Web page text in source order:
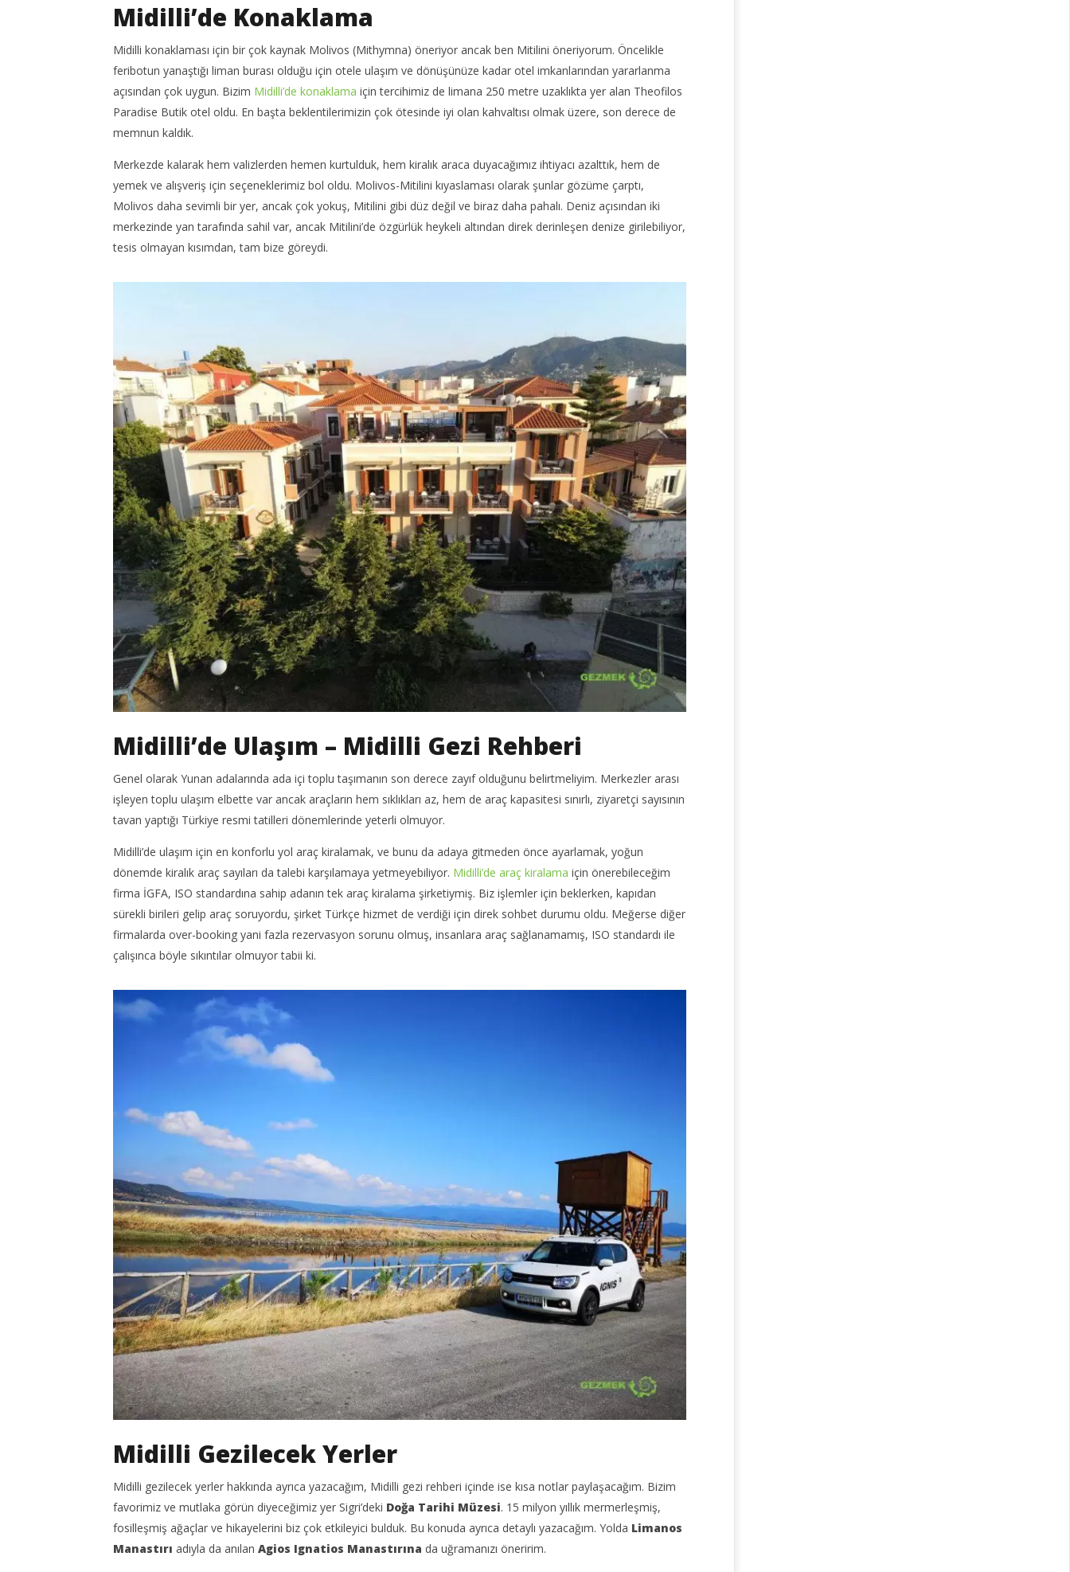
Midilli’de Konaklama
Midilli konaklaması için bir çok kaynak Molivos (Mithymna) öneriyor ancak ben Mitilini öneriyorum. Öncelikle
feribotun yanaştığı liman burası olduğu için otele ulaşım ve dönüşünüze kadar otel imkanlarından yararlanma
açısından çok uygun. Bizim Midilli’de konaklama için tercihimiz de limana 250 metre uzaklıkta yer alan Theofilos
Paradise Butik otel oldu. En başta beklentilerimizin çok ötesinde iyi olan kahvaltısı olmak üzere, son derece de
memnun kaldık.
Merkezde kalarak hem valizlerden hemen kurtulduk, hem kiralık araca duyacağımız ihtiyacı azalttık, hem de
yemek ve alışveriş için seçeneklerimiz bol oldu. Molivos-Mitilini kıyaslaması olarak şunlar gözüme çarptı,
Molivos daha sevimli bir yer, ancak çok yokuş, Mitilini gibi düz değil ve biraz daha pahalı. Deniz açısından iki
merkezinde yan tarafında sahil var, ancak Mitilini’de özgürlük heykeli altından direk derinleşen denize girilebiliyor,
tesis olmayan kısımdan, tam bize göreydi.
Midilli’de Ulaşım – Midilli Gezi Rehberi
Genel olarak Yunan adalarında ada içi toplu taşımanın son derece zayıf olduğunu belirtmeliyim. Merkezler arası
işleyen toplu ulaşım elbette var ancak araçların hem sıklıkları az, hem de araç kapasitesi sınırlı, ziyaretçi sayısının
tavan yaptığı Türkiye resmi tatilleri dönemlerinde yeterli olmuyor.
Midilli’de ulaşım için en konforlu yol araç kiralamak, ve bunu da adaya gitmeden önce ayarlamak, yoğun
dönemde kiralık araç sayıları da talebi karşılamaya yetmeyebiliyor. Midilli’de araç kiralama için önerebileceğim
firma İGFA, ISO standardına sahip adanın tek araç kiralama şirketiymiş. Biz işlemler için beklerken, kapıdan
sürekli birileri gelip araç soruyordu, şirket Türkçe hizmet de verdiği için direk sohbet durumu oldu. Meğerse diğer
firmalarda over-booking yani fazla rezervasyon sorunu olmuş, insanlara araç sağlanamamış, ISO standardı ile
çalışınca böyle sıkıntılar olmuyor tabii ki.
Midilli Gezilecek Yerler
Midilli gezilecek yerler hakkında ayrıca yazacağım, Midilli gezi rehberi içinde ise kısa notlar paylaşacağım. Bizim
favorimiz ve mutlaka görün diyeceğimiz yer Sigri’deki Doğa Tarihi Müzesi. 15 milyon yıllık mermerleşmiş,
fosilleşmiş ağaçlar ve hikayelerini biz çok etkileyici bulduk. Bu konuda ayrıca detaylı yazacağım. Yolda Limanos
Manastırı adıyla da anılan Agios Ignatios Manastırına da uğramanızı öneririm.